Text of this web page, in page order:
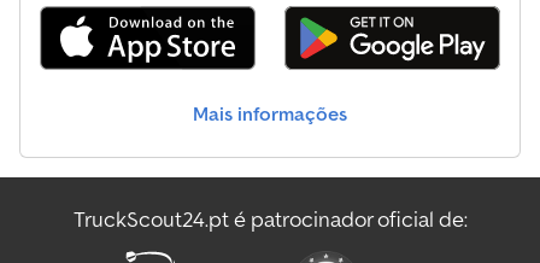
traseiro * Cilindro hidráulico de ação simples e controle de
braços inferiores * Luz de ré * Sistema hidráulico de três pontos
traseiro * Suporte oscilante para reboque * 1 comando hidráulico
força traseira * Rádio * Capota * Barra de tração agrícola
o direito de venda intermediária, pois este artigo também está
visita e inspeção, para evitar mal-entendidos sobre o estado e a
adequação do equipamento. Visualizações e testes estão
Mais informações
TruckScout24.pt é patrocinador oficial de: